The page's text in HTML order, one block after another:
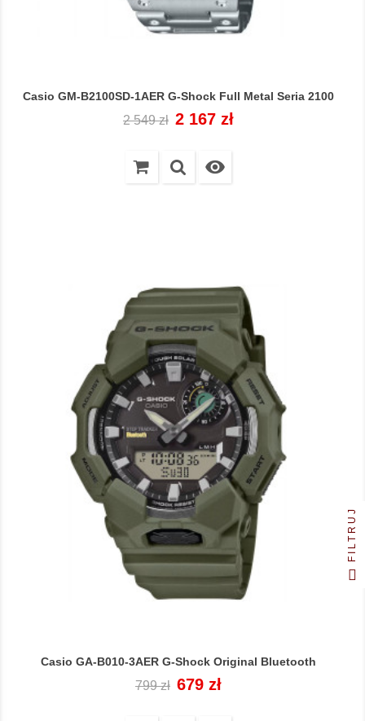
Casio GM-B2100SD-1AER G-Shock Full Metal Seria 2100
Cena
2 549 zł Cena
2 167 zł

Casio GA-B010-3AER G-Shock Original Bluetooth
Cena
799 zł Cena
679 zł
FILTRUJ